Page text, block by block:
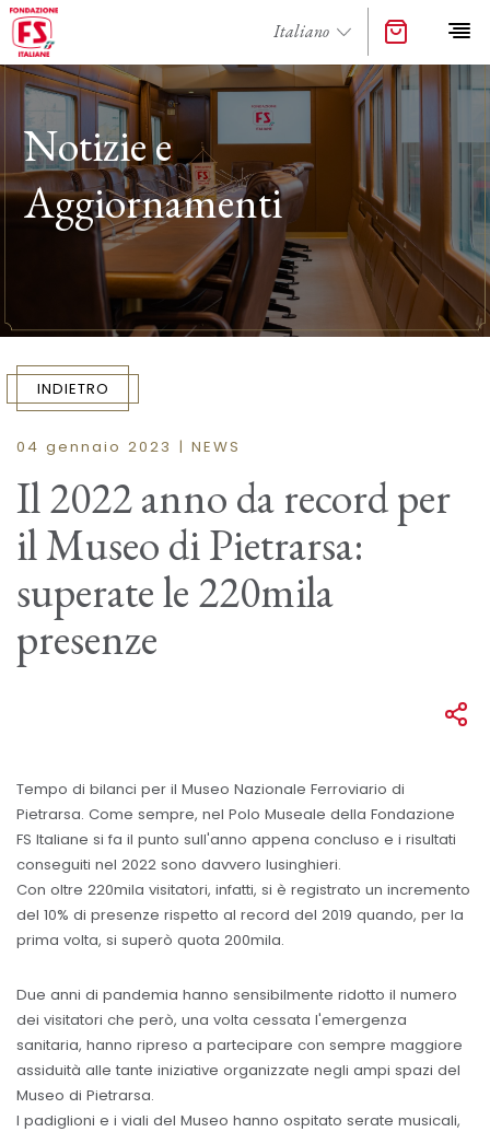
Notizie e
Aggiornamenti
INDIETRO
04 gennaio 2023 | NEWS
Il 2022 anno da record per
il Museo di Pietrarsa:
superate le 220mila
presenze
Tempo di bilanci per il Museo Nazionale Ferroviario di
Pietrarsa. Come sempre, nel Polo Museale della Fondazione
FS Italiane si fa il punto sull'anno appena concluso e i risultati
conseguiti nel 2022 sono davvero lusinghieri.
Con oltre 220mila visitatori, infatti, si è registrato un incremento
del 10% di presenze rispetto al record del 2019 quando, per la
prima volta, si superò quota 200mila.
Due anni di pandemia hanno sensibilmente ridotto il numero
dei visitatori che però, una volta cessata l'emergenza
sanitaria, hanno ripreso a partecipare con sempre maggiore
assiduità alle tante iniziative organizzate negli ampi spazi del
Museo di Pietrarsa.
I padiglioni e i viali del Museo hanno ospitato serate musicali,